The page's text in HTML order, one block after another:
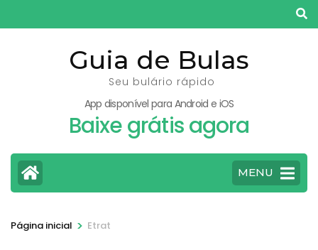
para
Guia de Bulas
Seu bulário rápido
App disponível para Android e iOS
Baixe grátis agora
MENU
Página inicial > Etrat